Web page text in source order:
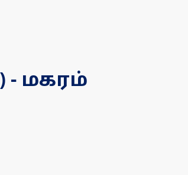
- மகரம்